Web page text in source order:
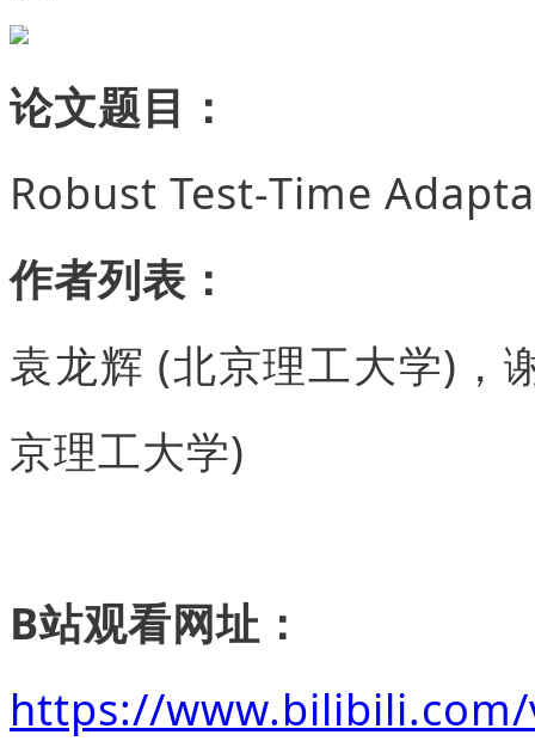
论文题目：
Robust Test-Time
作者列表：
袁龙辉 (北京理工大学)，
京理工大学)
B站观看网址：
https://www.bilibili.com/